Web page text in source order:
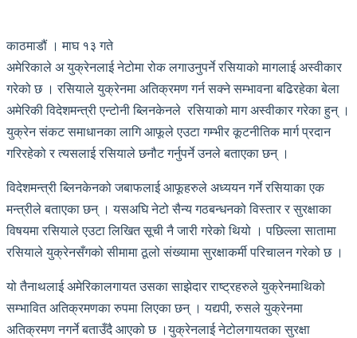
काठमाडौं । माघ १३ गते
अमेरिकाले अ युक्रेनलाई नेटोमा रोक लगाउनुपर्ने रसियाको मागलाई अस्वीकार
गरेको छ । रसियाले युक्रेनमा अतिक्रमण गर्न सक्ने सम्भावना बढिरहेका बेला
अमेरिकी विदेशमन्त्री एन्टोनी ब्लिनकेनले ​ रसियाको माग अस्वीकार गरेका हुन् ।
युक्रेन संकट समाधानका लागि आफूले एउटा गम्भीर कूटनीतिक मार्ग प्रदान
गरिरहेको र त्यसलाई रसियाले छनौट गर्नुपर्ने उनले बताएका छन् ।
विदेशमन्त्री ब्लिनकेनको जबाफलाई आफूहरुले अध्ययन गर्ने रसियाका एक
मन्त्रीले बताएका छन् । यसअघि नेटो सैन्य गठबन्धनको विस्तार र सुरक्षाका
विषयमा रसियाले एउटा लिखित सूची नै जारी गरेको थियो । पछिल्ला सातामा
रसियाले युक्रेनसँगको सीमामा ठूलो संख्यामा सुरक्षाकर्मी परिचालन गरेको छ ।
यो तैनाथलाई अमेरिकालगायत उसका साझेदार राष्ट्रहरुले युक्रेनमाथिको
सम्भावित अतिक्रमणका रुपमा लिएका छन् । यद्यपी, रुसले युक्रेनमा
अतिक्रमण नगर्ने बताउँदै आएको छ ।युक्रेनलाई नेटोलगायतका सुरक्षा